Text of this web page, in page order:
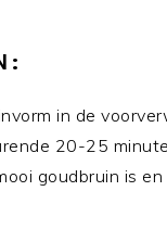
in de
20-25
goudbruin is en